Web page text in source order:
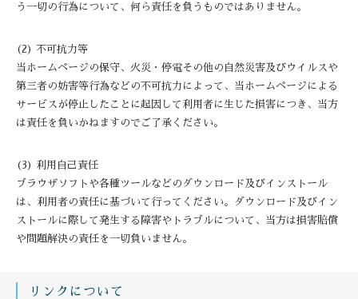
う一切の行為について、何ら責任を負うものではありません。
(2) 不可抗力等
当ホームページの保守、火災・停電その他の自然災害及びウイルスや
第三者の妨害等行為などの不可抗力によって、当ホームページによる
サービスが停止したことに起因して利用者に生じた損害につき、当方
は責任を負いかねますのでご了承ください。
(3) 利用自己責任
ブラウザソフトや各種ツールなどのダウンロード及びインストール
は、利用者の責任に基づいて行ってください。ダウンロード及びイン
ストールに際して発生する障害やトラブルについて、当方は損害賠償
や問題解決の責任を一切負いません。
リンクについて